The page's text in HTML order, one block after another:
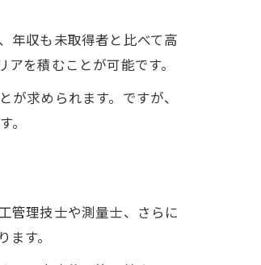
年収も未取得者と比べて高
を積むことが可能です。
求められます。ですが、
管理技士や測量士、さらに
す。